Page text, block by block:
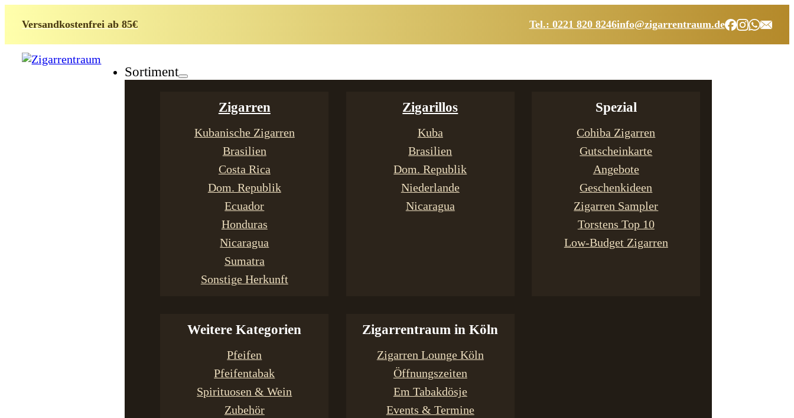
Versandkostenfrei ab 85€ Tel.: 0221 820 8246info@zigarrentraum.de
Sortiment
Zigarren
Kubanische Zigarren
Brasilien
Costa Rica
Dom. Republik
Ecuador
Honduras
Nicaragua
Sumatra
Sonstige Herkunft
Zigarillos
Kuba
Brasilien
Dom. Republik
Niederlande
Nicaragua
Spezial
Cohiba Zigarren
Gutscheinkarte
Angebote
Geschenkideen
Zigarren Sampler
Torstens Top 10
Low-Budget Zigarren
Weitere Kategorien
Pfeifen
Pfeifentabak
Spirituosen & Wein
Zubehör
Zigarrentraum in Köln
Zigarren Lounge Köln
Öffnungszeiten
Em Tabakdösje
Events & Termine